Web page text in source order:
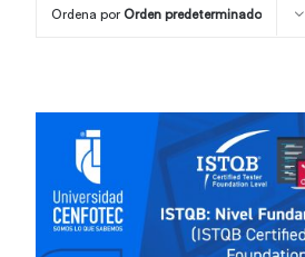
Ordena por Orden predeterminado